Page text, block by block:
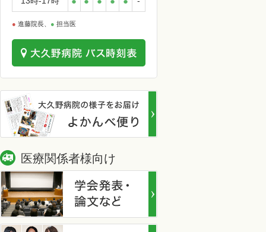
● 進藤院長、 ● 担当医
医療関係者様向け